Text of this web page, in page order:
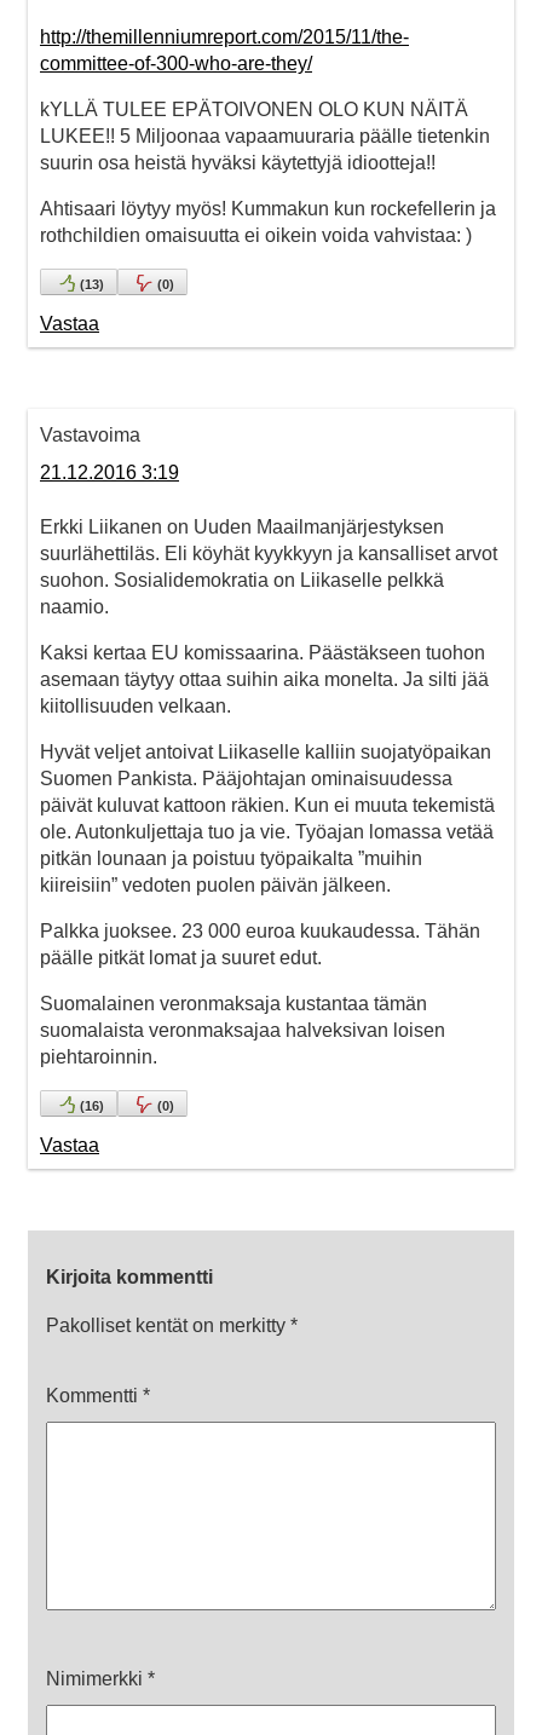
http://themillenniumreport.com/2015/11/the-
committee-of-300-who-are-they/
kYLLÄ TULEE EPÄTOIVONEN OLO KUN NÄITÄ
LUKEE!! 5 Miljoonaa vapaamuuraria päälle tietenkin
suurin osa heistä hyväksi käytettyjä idiootteja!!
Ahtisaari löytyy myös! Kummakun kun rockefellerin ja
rothchildien omaisuutta ei oikein voida vahvistaa: )
(13) (0)
Vastaa
Vastavoima
21.12.2016 3:19
Erkki Liikanen on Uuden Maailmanjärjestyksen
suurlähettiläs. Eli köyhät kyykkyyn ja kansalliset arvot
suohon. Sosialidemokratia on Liikaselle pelkkä
naamio.
Kaksi kertaa EU komissaarina. Päästäkseen tuohon
asemaan täytyy ottaa suihin aika monelta. Ja silti jää
kiitollisuuden velkaan.
Hyvät veljet antoivat Liikaselle kalliin suojatyöpaikan
Suomen Pankista. Pääjohtajan ominaisuudessa
päivät kuluvat kattoon räkien. Kun ei muuta tekemistä
ole. Autonkuljettaja tuo ja vie. Työajan lomassa vetää
pitkän lounaan ja poistuu työpaikalta ”muihin
kiireisiin” vedoten puolen päivän jälkeen.
Palkka juoksee. 23 000 euroa kuukaudessa. Tähän
päälle pitkät lomat ja suuret edut.
Suomalainen veronmaksaja kustantaa tämän
suomalaista veronmaksajaa halveksivan loisen
piehtaroinnin.
(16) (0)
Vastaa
Kirjoita kommentti
Pakolliset kentät on merkitty *
Kommentti *
Nimimerkki *